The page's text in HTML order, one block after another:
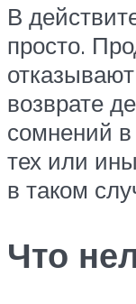
В
просто.
возврате
сомнений
тех или
в таком
Что